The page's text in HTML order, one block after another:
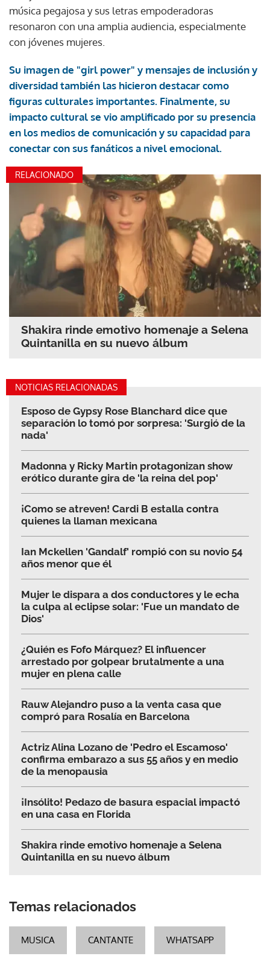
música pegajosa y sus letras empoderadoras
resonaron con una amplia audiencia, especialmente
con jóvenes mujeres.
Su imagen de "girl power" y mensajes de inclusión y
diversidad también las hicieron destacar como
figuras culturales importantes. Finalmente, su
impacto cultural se vio amplificado por su presencia
en los medios de comunicación y su capacidad para
conectar con sus fanáticos a nivel emocional.
RELACIONADO
Shakira rinde emotivo homenaje a Selena
Quintanilla en su nuevo álbum
NOTICIAS RELACIONADAS
Esposo de Gypsy Rose Blanchard dice que
separación lo tomó por sorpresa: 'Surgió de la
nada'
Madonna y Ricky Martin protagonizan show
erótico durante gira de 'la reina del pop'
¡Como se atreven! Cardi B estalla contra
quienes la llaman mexicana
Ian Mckellen 'Gandalf' rompió con su novio 54
años menor que él
Mujer le dispara a dos conductores y le echa
la culpa al eclipse solar: 'Fue un mandato de
Dios'
¿Quién es Fofo Márquez? El influencer
arrestado por golpear brutalmente a una
mujer en plena calle
Rauw Alejandro puso a la venta casa que
compró para Rosalía en Barcelona
Actriz Alina Lozano de 'Pedro el Escamoso'
confirma embarazo a sus 55 años y en medio
de la menopausia
¡Insólito! Pedazo de basura espacial impactó
en una casa en Florida
Shakira rinde emotivo homenaje a Selena
Quintanilla en su nuevo álbum
Temas relacionados
MUSICA CANTANTE WHATSAPP